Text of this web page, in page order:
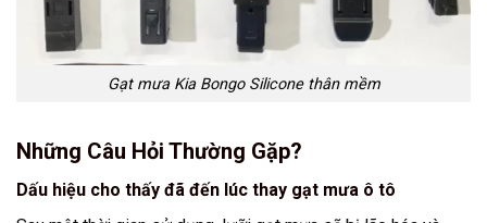
Gạt mưa Kia Bongo Silicone thân mềm
Những Câu Hỏi Thường Gặp?
Dấu hiệu cho thấy đã đến lúc thay gạt mưa ô tô